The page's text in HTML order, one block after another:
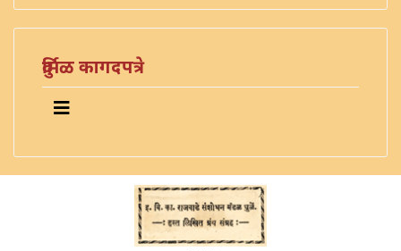
दुर्मिळ कागदपत्रे